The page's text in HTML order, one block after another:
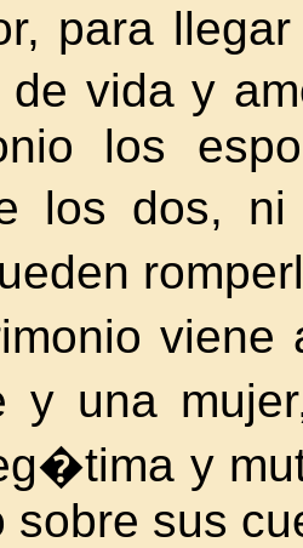
para
vida y
los
los dos,
viene
y una
y
sobre sus